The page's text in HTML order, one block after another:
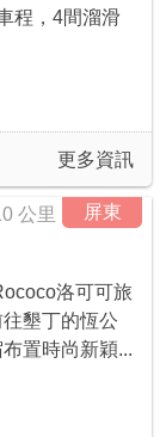
程，4間溜滑
更多資訊
屏東
公里
洛可可旅
墾丁的恆公
置時尚新穎...